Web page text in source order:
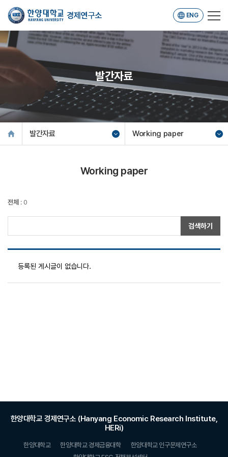
ENG
발간자료
발간자료 Working paper
Working paper
전체 : 0
검색하기
등록된 게시글이 없습니다.
한양대학교 경제연구소 (Hanyang Economic Research Institute,
HERi)
한양대학교 한양대학교 경제금융대학
한양대학교 인구문제연구소